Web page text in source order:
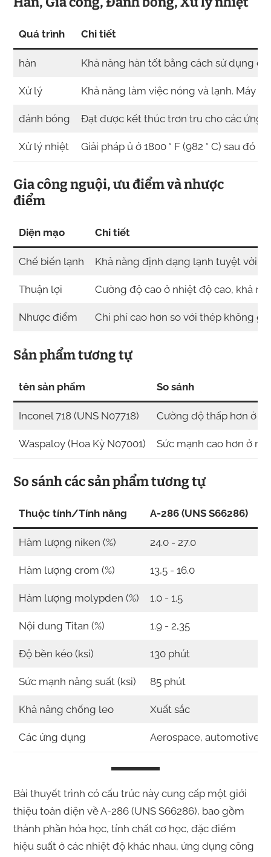
Quá trình Chi tiết
hàn Khả năng hàn tốt bằng cách sử dụng
Xử lý Khả năng làm việc nóng và lạnh. Máy
đánh bóng Đạt được kết thúc trơn tru cho các ứng
Xử lý nhiệt Giải pháp ủ ở 1800 ° F (982 ° C) sau đó
Gia công nguội, ưu điểm và nhược
điểm
Diện mạo Chi tiết
Chế biến lạnh Khả năng định dạng lạnh tuyệt vời
Thuận lợi Cường độ cao ở nhiệt độ cao, khả
Nhược điểm Chi phí cao hơn so với thép không gỉ
Sản phẩm tương tự
tên sản phẩm So sánh
Inconel 718 (UNS N07718) Cường độ thấp hơn ở
Waspaloy (Hoa Kỳ N07001) Sức mạnh cao hơn ở
So sánh các sản phẩm tương tự
Thuộc tính/Tính năng A-286 (UNS S66286)
Hàm lượng niken (%) 24.0 - 27.0
Hàm lượng crom (%) 13,5 - 16.0
Hàm lượng molypden (%) 1.0 - 1.5
Nội dung Titan (%) 1.9 - 2,35
Độ bền kéo (ksi) 130 phút
Sức mạnh năng suất (ksi) 85 phút
Khả năng chống leo Xuất sắc
Các ứng dụng Aerospace, automotive,
Bài thuyết trình có cấu trúc này cung cấp một giới
thiệu toàn diện về A-286 (UNS S66286), bao gồm
thành phần hóa học, tính chất cơ học, đặc điểm
hiệu suất ở các nhiệt độ khác nhau, ứng dụng công